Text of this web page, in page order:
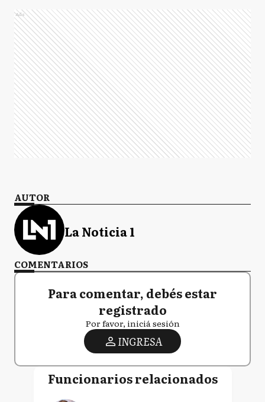
Ads
AUTOR
La Noticia 1
COMENTARIOS
Para comentar, debés estar
registrado
Por favor, iniciá sesión
INGRESA
Funcionarios relacionados